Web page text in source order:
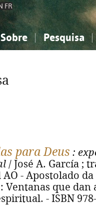
FR
Sobre Pesquisa
Ciências sociais...
Ciências sociais...
para Deus :
/ José A. García ;
- Apostolado da
Ventanas que
- ISBN